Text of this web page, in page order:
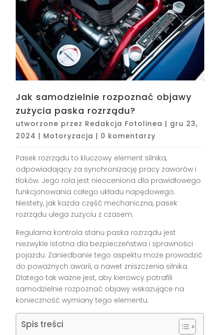
Jak samodzielnie rozpoznać objawy
zużycia paska rozrządu?
utworzone przez Redakcja Fotolinea | gru 23,
2024 | Motoryzacja | 0 komentarzy
Pasek rozrządu to kluczowy element silnika,
odpowiadający za synchronizację pracy zaworów i
tłoków. Jego rola jest nieoceniona dla prawidłowego
funkcjonowania całego układu napędowego.
Niestety, jak każda część mechaniczna, pasek
rozrządu ulega zużyciu z czasem.
Regularna kontrola stanu paska rozrządu jest
niezwykle istotna dla bezpieczeństwa i sprawności
pojazdu. Zaniedbanie tego aspektu może prowadzić
do poważnych awarii, a nawet zniszczenia silnika.
Dlatego tak ważne jest, aby kierowcy potrafili
samodzielnie rozpoznać objawy wskazujące na
konieczność wymiany tego elementu.
Spis treści